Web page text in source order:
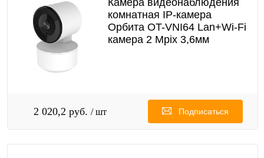
комнатная IP-камера
Орбита OT-VNI64 Lan+Wi-Fi
камера 2 Mpix 3,6мм
2 020,2 руб. / шт Подписаться